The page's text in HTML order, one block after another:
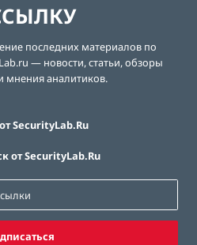
последних материалов по
— новости, статьи, обзоры
мнения аналитиков.
SecurityLab.Ru
от SecurityLab.Ru